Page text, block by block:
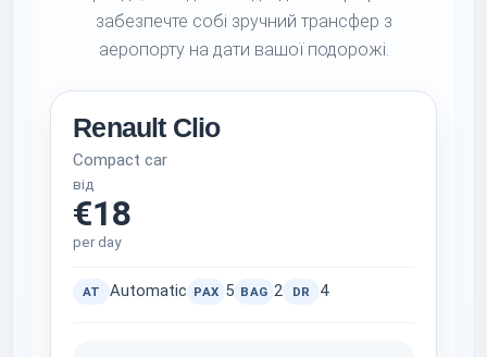
забезпечте собі зручний трансфер з
аеропорту на дати вашої подорожі.
Renault Clio
Compact car
від
€18
per day
AT Automatic PAX 5 BAG 2 DR 4